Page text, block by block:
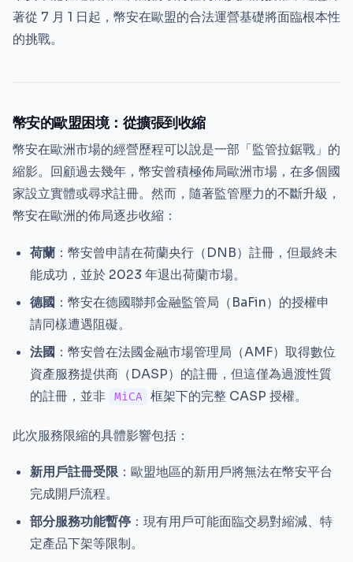
著從 7 月 1 日起，幣安在歐盟的合法運營基礎將面臨根本性
的挑戰。
幣安的歐盟困境：從擴張到收縮
幣安在歐洲市場的經營歷程可以說是一部「監管拉鋸戰」的
縮影。回顧過去幾年，幣安曾積極佈局歐洲市場，在多個國
家設立實體或尋求註冊。然而，隨著監管壓力的不斷升級，
幣安在歐洲的佈局逐步收縮：
荷蘭 ：幣安曾申請在荷蘭央行（DNB）註冊，但最終未
能成功，並於 2023 年退出荷蘭市場。
德國 ：幣安在德國聯邦金融監管局（BaFin）的授權申
請同樣遭遇阻礙。
法國 ：幣安曾在法國金融市場管理局（AMF）取得數位
資產服務提供商（DASP）的註冊，但這僅為過渡性質
的註冊，並非
MiCA 框架下的完整 CASP 授權。
此次服務限縮的具體影響包括：
新用戶註冊受限 ：歐盟地區的新用戶將無法在幣安平台
完成開戶流程。
部分服務功能暫停 ：現有用戶可能面臨交易對縮減、特
定產品下架等限制。